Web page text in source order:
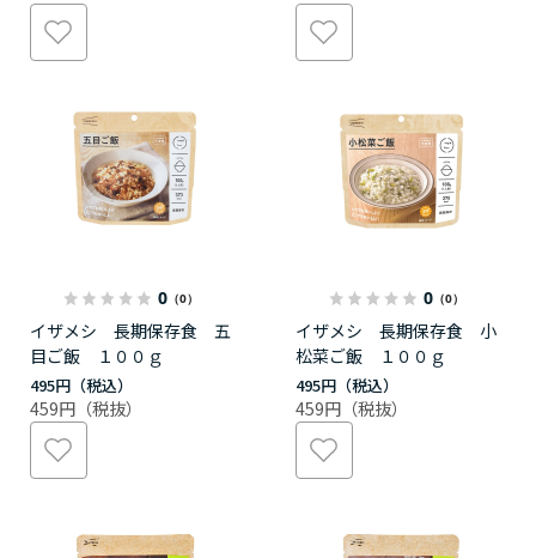
0 （0）
イザメシ 長期保存食 五
目ご飯 １００ｇ
495円
459円
0（0）
イザメシ 長期保存食 小
松菜ご飯 １００ｇ
495円
459円